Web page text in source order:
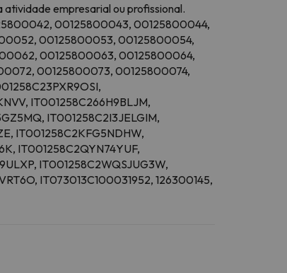
empresarial ou profissional.
00125800043, 00125800044,
00125800053, 00125800054,
00125800063, 00125800064,
00125800073, 00125800074,
IT001258C266H9BLJM,
IT001258C2I3JELGIM,
IT001258C2KFG5NDHW,
IT001258C2QYN74YUF,
IT001258C2WQSJUG3W,
IT073013C100031952, 126300145,